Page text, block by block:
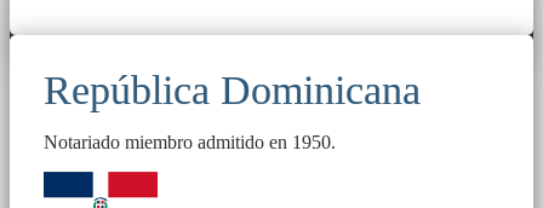
República Dominicana
Notariado miembro admitido en 1950.